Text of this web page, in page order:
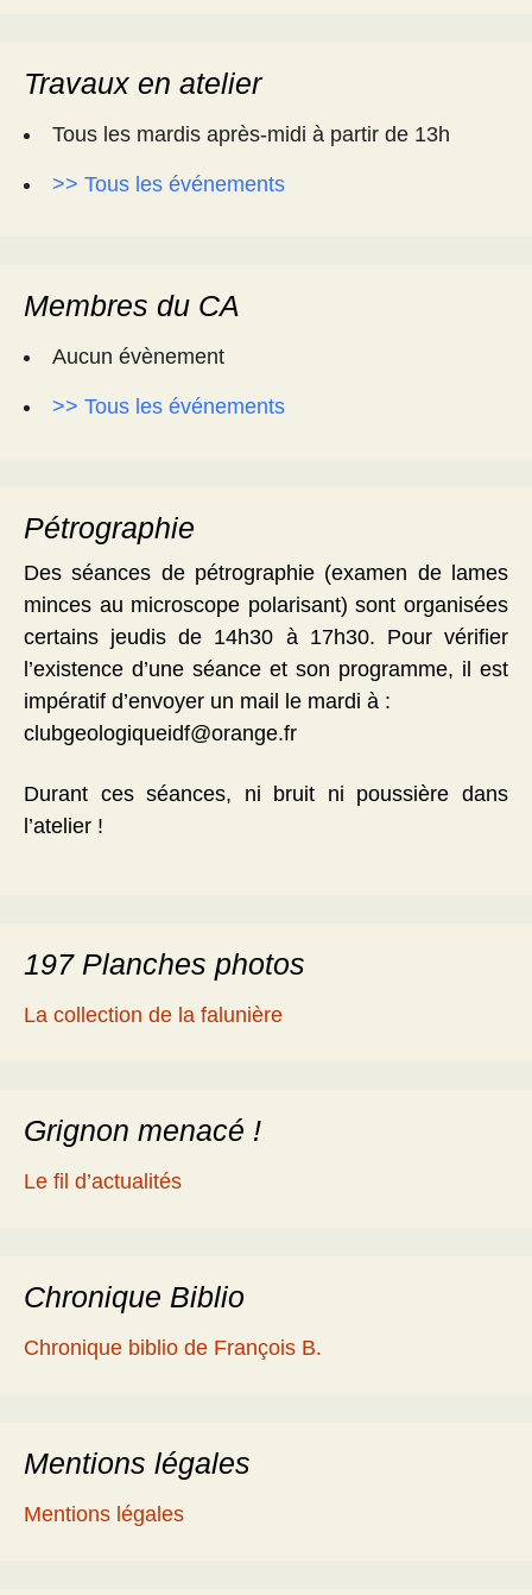
Travaux en atelier
Tous les mardis après-midi à partir de 13h
>> Tous les événements
Membres du CA
Aucun évènement
>> Tous les événements
Pétrographie
Des séances de pétrographie (examen de lames
minces au microscope polarisant) sont organisées
certains jeudis de 14h30 à 17h30. Pour vérifier
l’existence d’une séance et son programme, il est
impératif d’envoyer un mail le mardi à :
clubgeologiqueidf@orange.fr
Durant ces séances, ni bruit ni poussière dans
l’atelier !
197 Planches photos
La collection de la falunière
Grignon menacé !
Le fil d’actualités
Chronique Biblio
Chronique biblio de François B.
Mentions légales
Mentions légales